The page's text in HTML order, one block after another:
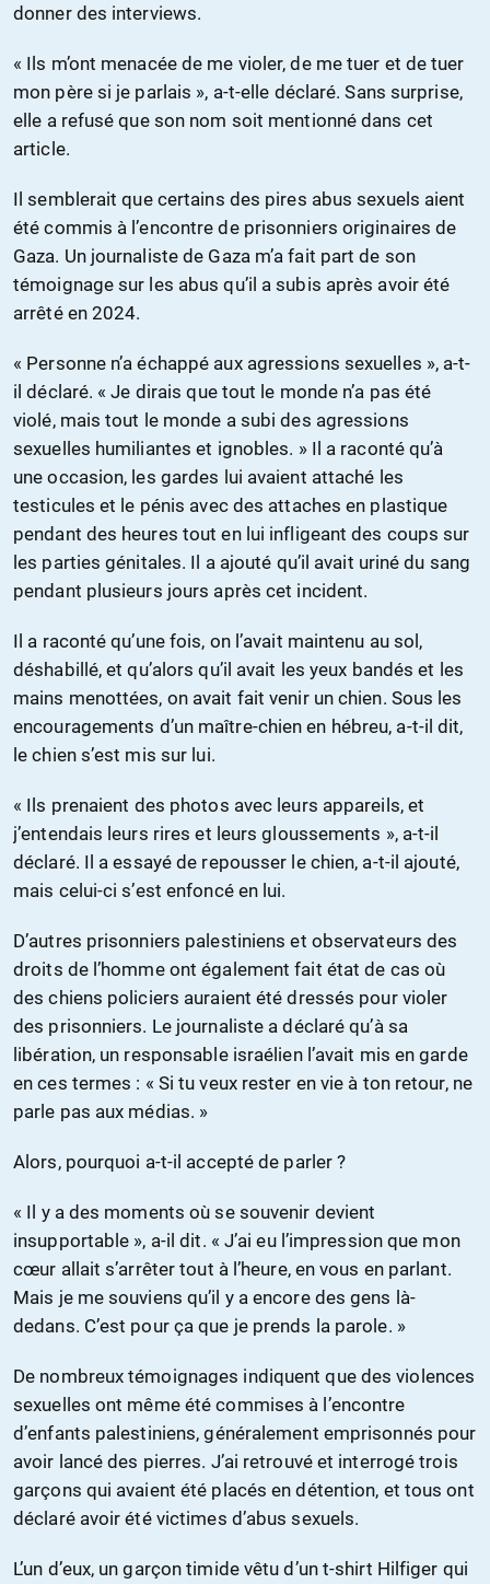
donner des interviews.
« Ils m’ont menacée de me violer, de me tuer et de tuer
mon père si je parlais », a-t-elle déclaré. Sans surprise,
elle a refusé que son nom soit mentionné dans cet
article.
Il semblerait que certains des pires abus sexuels aient
été commis à l’encontre de prisonniers originaires de
Gaza. Un journaliste de Gaza m’a fait part de son
témoignage sur les abus qu’il a subis après avoir été
arrêté en 2024.
« Personne n’a échappé aux agressions sexuelles », a-t-
il déclaré. « Je dirais que tout le monde n’a pas été
violé, mais tout le monde a subi des agressions
sexuelles humiliantes et ignobles. » Il a raconté qu’à
une occasion, les gardes lui avaient attaché les
testicules et le pénis avec des attaches en plastique
pendant des heures tout en lui infligeant des coups sur
les parties génitales. Il a ajouté qu’il avait uriné du sang
pendant plusieurs jours après cet incident.
Il a raconté qu’une fois, on l’avait maintenu au sol,
déshabillé, et qu’alors qu’il avait les yeux bandés et les
mains menottées, on avait fait venir un chien. Sous les
encouragements d’un maître-chien en hébreu, a-t-il dit,
le chien s’est mis sur lui.
« Ils prenaient des photos avec leurs appareils, et
j’entendais leurs rires et leurs gloussements », a-t-il
déclaré. Il a essayé de repousser le chien, a-t-il ajouté,
mais celui-ci s’est enfoncé en lui.
D’autres prisonniers palestiniens et observateurs des
droits de l’homme ont également fait état de cas où
des chiens policiers auraient été dressés pour violer
des prisonniers. Le journaliste a déclaré qu’à sa
libération, un responsable israélien l’avait mis en garde
en ces termes : « Si tu veux rester en vie à ton retour, ne
parle pas aux médias. »
Alors, pourquoi a-t-il accepté de parler ?
« Il y a des moments où se souvenir devient
insupportable », a-il dit. « J’ai eu l’impression que mon
cœur allait s’arrêter tout à l’heure, en vous en parlant.
Mais je me souviens qu’il y a encore des gens là-
dedans. C’est pour ça que je prends la parole. »
De nombreux témoignages indiquent que des violences
sexuelles ont même été commises à l’encontre
d’enfants palestiniens, généralement emprisonnés pour
avoir lancé des pierres. J’ai retrouvé et interrogé trois
garçons qui avaient été placés en détention, et tous ont
déclaré avoir été victimes d’abus sexuels.
L’un d’eux, un garçon timide vêtu d’un t-shirt Hilfiger qui